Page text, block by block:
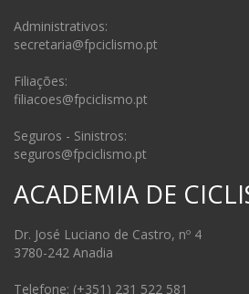
Administrativos:
secretaria@fpciclismo.pt
Filiações:
filiacoes@fpciclismo.pt
Seguros - Sinistros:
seguros@fpciclismo.pt
ACADEMIA DE
Dr. José Luciano de Castro, nº 4
3780-242 Anadia
Telefone: (+351) 231 522 581